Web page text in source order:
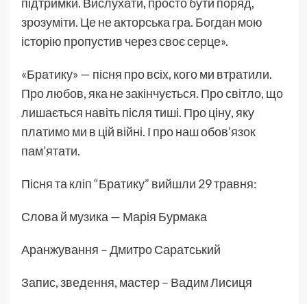
зрозуміти. Це не акторська гра. Богдан мою
історію пропустив через своє серце».
«Братику» — пісня про всіх, кого ми втратили.
Про любов, яка не закінчується. Про світло, що
лишається навіть після тиші. Про ціну, яку
платимо ми в цій війні. І про наш обов’язок
пам’ятати.
Пісня та кліп“Братику” вийшли 29 травня:
Слова й музика — Марія Бурмака
Аранжування – Дмитро Саратський
Запис, зведення, мастер – Вадим Лисиця